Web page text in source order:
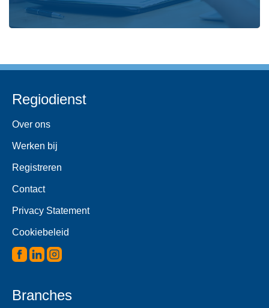
Regiodienst
Over ons
Werken bij
Registreren
Contact
Privacy Statement
Cookiebeleid
Branches